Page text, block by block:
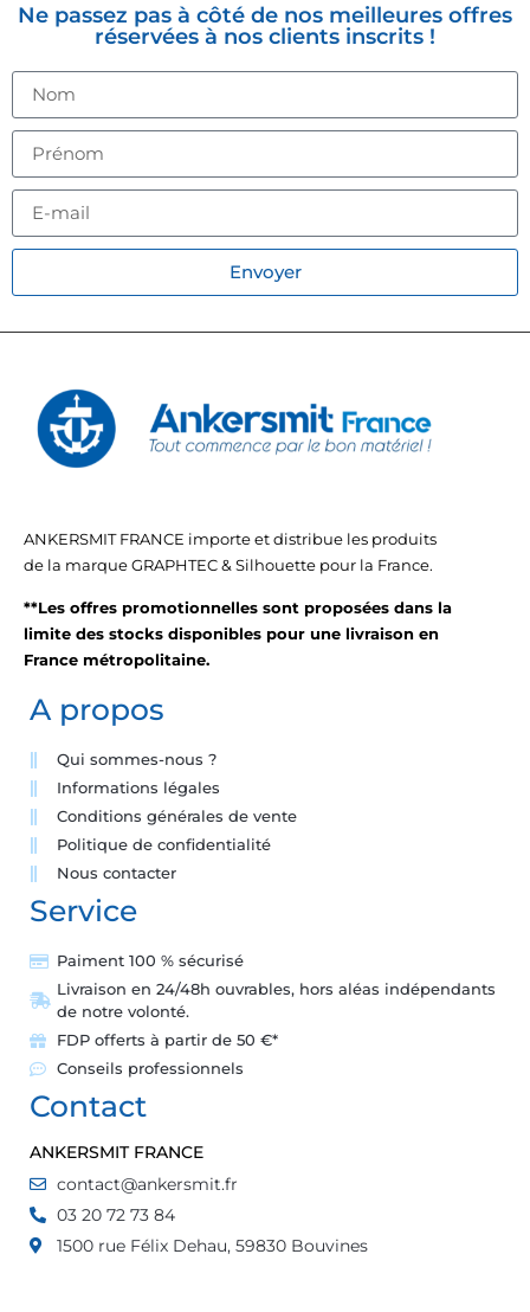
Ne passez pas à côté de nos meilleures offres
réservées à nos clients inscrits !
Envoyer
ANKERSMIT FRANCE importe et distribue les produits
de la marque GRAPHTEC & Silhouette pour la France.
**Les offres promotionnelles sont proposées dans la
limite des stocks disponibles pour une livraison en
France métropolitaine.
A propos
Qui sommes-nous ?
Informations légales
Conditions générales de vente
Politique de confidentialité
Nous contacter
Service
Paiment 100 % sécurisé
Livraison en 24/48h ouvrables, hors aléas indépendants
de notre volonté.
FDP offerts à partir de 50 €*
Conseils professionnels
Contact
ANKERSMIT FRANCE
contact@ankersmit.fr
03 20 72 73 84
1500 rue Félix Dehau, 59830 Bouvines